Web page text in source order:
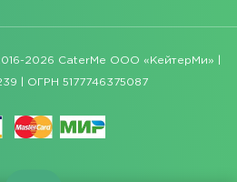
2026 CaterMe ООО «КейтерМи» |
| ОГРН 5177746375087